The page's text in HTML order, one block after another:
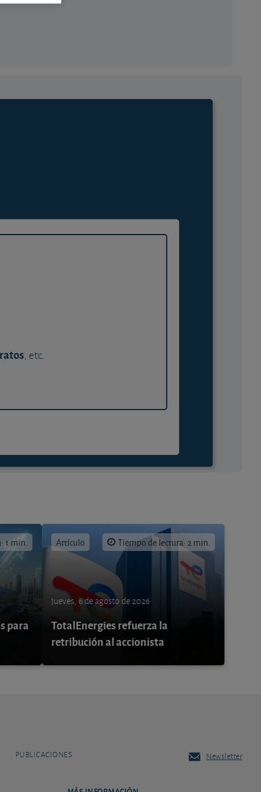
, etc.
1 min.
para
Artículo Tiempo de lectura: 2 min.
jueves, 6 de agosto de 2026
TotalEnergies refuerza la
retribución al accionista
PUBLICACIONES Newsletter